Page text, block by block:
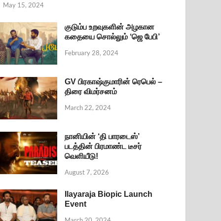
May 15, 2024
குடும்ப உறவுகளின் அழகான
கதையை சொல்லும் ‘ஜெ பேபி’
February 28, 2024
GV பிரகாஷ்குமாரின் ரெபெல் –
திரை விமர்சனம்
March 22, 2024
நானியின் ‘தி பாரடைஸ்’
படத்தின் பிரமாண்ட டீசர்
வெளியீடு!
August 7, 2026
Ilayaraja Biopic Launch
Event